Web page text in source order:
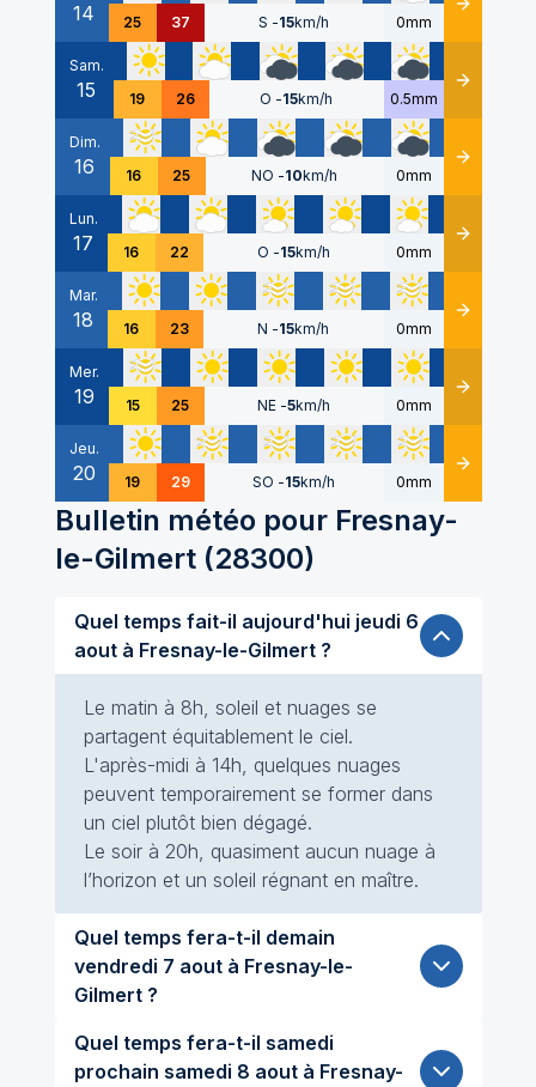
14 25 37 S -15km/h 0mm Détails
Sam.
15 19 26 O -15km/h 0.5mm Détails
Dim.
16 16 25 NO -10km/h 0mm Détails
Lun.
17 16 22 O -15km/h 0mm Détails
Mar.
18 16 23 N -15km/h 0mm Détails
Mer.
19 15 25 NE -5km/h 0mm Détails
Jeu.
20 19 29 SO -15km/h 0mm Détails
Bulletin météo pour Fresnay-
le-Gilmert(28300)
Quel temps fait-il aujourd'hui jeudi 6
aout à Fresnay-le-Gilmert ?
Le matin à 8h, soleil et nuages se
partagent équitablement le ciel.
L'après-midi à 14h, quelques nuages
peuvent temporairement se former dans
un ciel plutôt bien dégagé.
Le soir à 20h, quasiment aucun nuage à
l’horizon et un soleil régnant en maître.
Quel temps fera-t-il demain
vendredi 7 aout à Fresnay-le-
Gilmert ?
Quel temps fera-t-il samedi
prochain samedi 8 aout à Fresnay-